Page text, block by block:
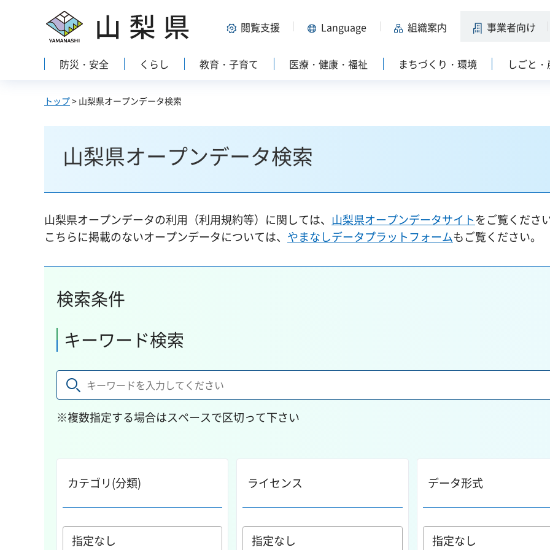
山梨県 閲覧支援 Language 組織案内 事業者向け
防災・安全 くらし 教育・子育て 医療・健康・福祉 まちづくり・環境 しごと
トップ> 山梨県オープンデータ検索
山梨県オープンデータ検索
山梨県オープンデータの利用（利用規約等）に関しては、 山梨県オープンデータサイトをご覧くださ
こちらに掲載のないオープンデータについては、 やまなしデータプラットフォームもご覧ください。
検索条件
キーワード検索
※複数指定する場合はスペースで区切って下さい
カテゴリ(分類) ライセンス データ形式